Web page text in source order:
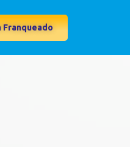
Franqueado